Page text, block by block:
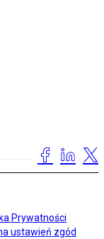
Prywatności
ustawień zgód